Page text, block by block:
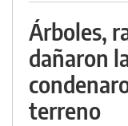
Árboles,
dañaron
terreno